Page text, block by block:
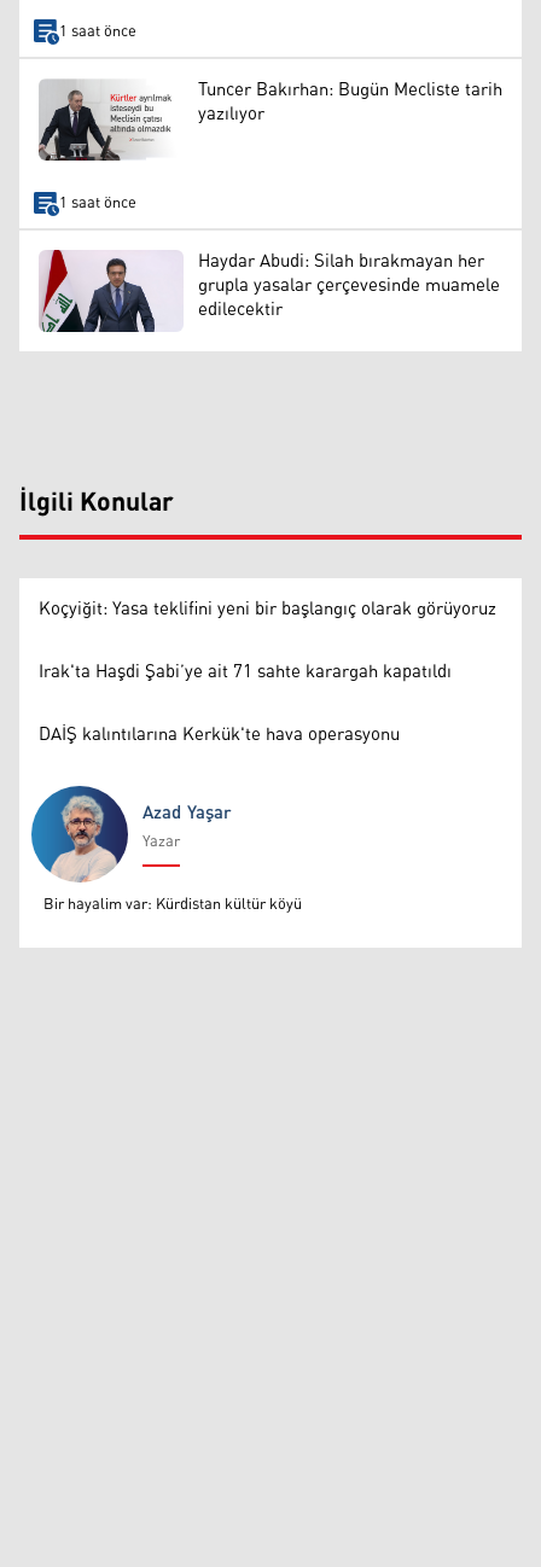
1 saat önce
Tuncer Bakırhan: Bugün Mecliste tarih
yazılıyor
1 saat önce
Haydar Abudi: Silah bırakmayan her
grupla yasalar çerçevesinde muamele
edilecektir
İlgili Konular
Koçyiğit: Yasa teklifini yeni bir başlangıç olarak görüyoruz
Irak'ta Haşdi Şabi’ye ait 71 sahte karargah kapatıldı
DAİŞ kalıntılarına Kerkük'te hava operasyonu
Azad Yaşar
Azad Yaşar
Yazar
Bir hayalim var: Kürdistan kültür köyü